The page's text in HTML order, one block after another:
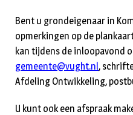
Bent u grondeigenaar in
opmerkingen op de
kan tijdens de inloopavond
gemeente@vught.nl,
Afdeling Ontwikkeling,
U kunt ook een afspraak